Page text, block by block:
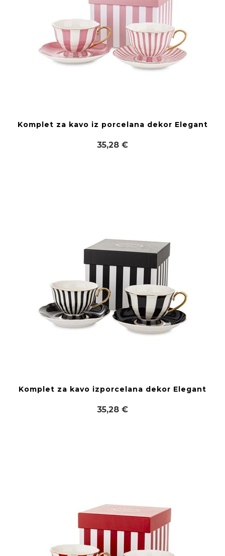
Komplet za kavo iz porcelana dekor Elegant
35,28 €
Komplet za kavo izporcelana dekor Elegant
35,28 €